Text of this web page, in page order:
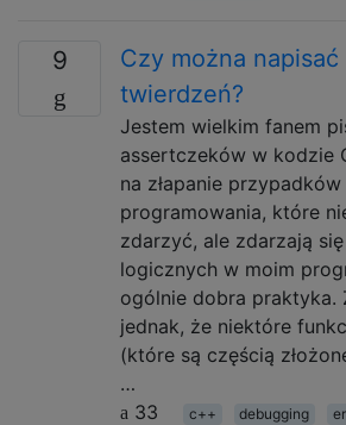
9
Czy można
twierdzeń?
Jestem wielkim fanem
assertczeków w kodzie
na złapanie
programowania, które
zdarzyć, ale zdarzają
logicznych w moim
ogólnie dobra praktyka.
jednak, że niektóre
(które są częścią
…
33
c++ debugging